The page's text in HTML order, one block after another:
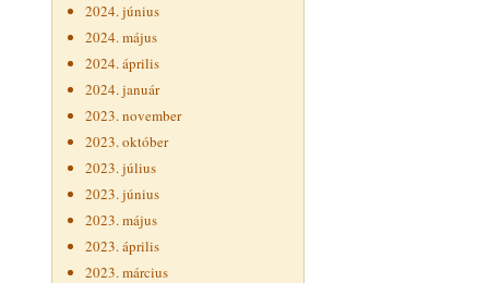
2024. június
2024. május
2024. április
2024. január
2023. november
2023. október
2023. július
2023. június
2023. május
2023. április
2023. március